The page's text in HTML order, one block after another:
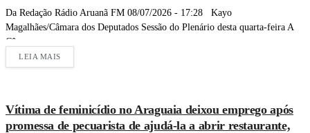
Da Redação Rádio Aruanã FM 08/07/2026 - 17:28 Kayo
Magalhães/Câmara dos Deputados Sessão do Plenário desta quarta-feira A
Câmara...
LEIA MAIS
Vítima de feminicídio no Araguaia deixou emprego após
promessa de pecuarista de ajudá-la a abrir restaurante,